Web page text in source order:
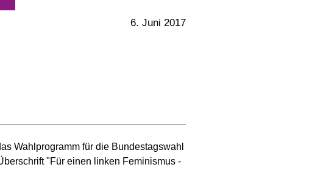
6. Juni 2017
Wahlprogramm für die Bundestagswahl
"Für einen linken Feminismus -